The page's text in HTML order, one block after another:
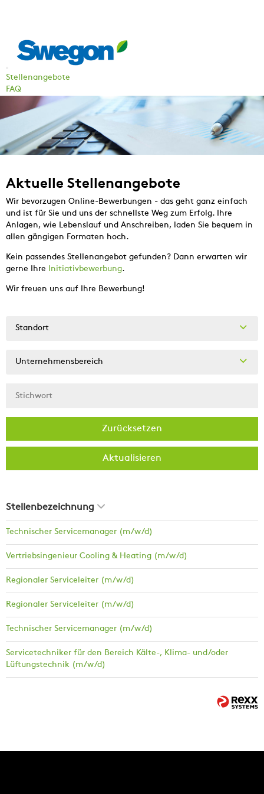
Stellenangebote
FAQ
Aktuelle Stellenangebote
Wir bevorzugen Online-Bewerbungen - das geht ganz einfach
und ist für Sie und uns der schnellste Weg zum Erfolg. Ihre
Anlagen, wie Lebenslauf und Anschreiben, laden Sie bequem in
allen gängigen Formaten hoch.
Kein passendes Stellenangebot gefunden? Dann erwarten wir
gerne Ihre Initiativbewerbung.
Wir freuen uns auf Ihre Bewerbung!
Standort
Unternehmensbereich
Zurücksetzen
Aktualisieren
Stellenbezeichnung
Technischer Servicemanager (m/w/d)
Vertriebsingenieur Cooling & Heating (m/w/d)
Regionaler Serviceleiter (m/w/d)
Regionaler Serviceleiter (m/w/d)
Technischer Servicemanager (m/w/d)
Servicetechniker für den Bereich Kälte-, Klima- und/oder
Lüftungstechnik (m/w/d)